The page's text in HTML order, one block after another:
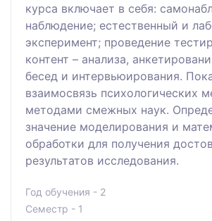
курса включает в себя:
наблюдение; естественный и
эксперимент; проведение
контент – анализа,
бесед и интервьюирования.
взаимосвязь психологических
методами смежных наук.
значение моделирования и
обработки для получения
результатов исследования.
Год обучения - 2
Семестр - 1